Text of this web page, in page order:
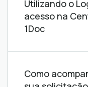
acesso na
1Doc
Como
sua solicitação